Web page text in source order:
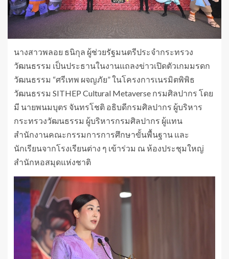
นางสาวพลอย ธนิกุล ผู้ช่วยรัฐมนตรีประจำกระทรวง
วัฒนธรรม เป็นประธานในงานแถลงข่าวเปิดตัวเกมมรดก
วัฒนธรรม “ศรีเทพ ผจญภัย” ในโครงการเนรมิตพิพิธ
วัฒนธรรม SITHEP Cultural Metaverse กรมศิลปากร โดย
มี นายพนมบุตร จันทรโชติ อธิบดีกรมศิลปากร ผู้บริหาร
กระทรวงวัฒนธรรม ผู้บริหารกรมศิลปากร ผู้แทน
สำนักงานคณะกรรมการการศึกษาขั้นพื้นฐาน และ
นักเรียนจากโรงเรียนต่าง ๆ เข้าร่วม ณ ห้องประชุมใหญ่
สำนักหอสมุดแห่งชาติ